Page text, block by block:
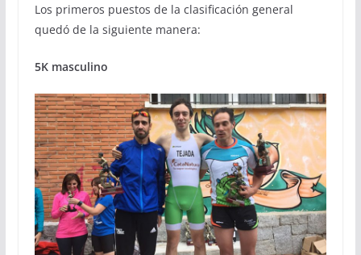
Los primeros puestos de la clasificación general
quedó de la siguiente manera:
5K masculino